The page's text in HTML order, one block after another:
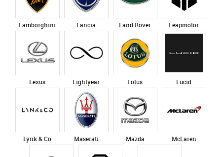
Lamborghini Lancia Land Rover Leapmotor
Lexus Lightyear Lotus Lucid
Lynk & Co Maserati Mazda McLaren